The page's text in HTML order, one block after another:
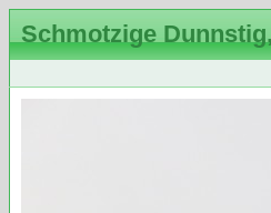
Schmotzige